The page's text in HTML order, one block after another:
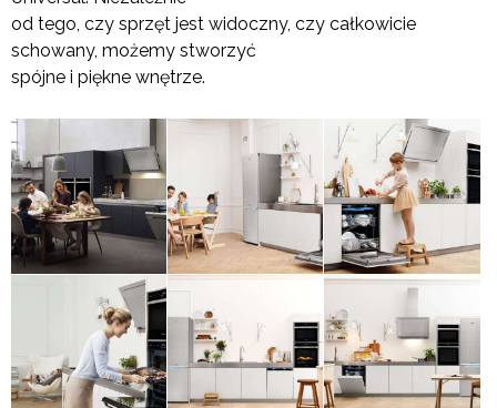
od tego, czy sprzęt jest widoczny, czy całkowicie
schowany, możemy stworzyć
spójne i piękne wnętrze.